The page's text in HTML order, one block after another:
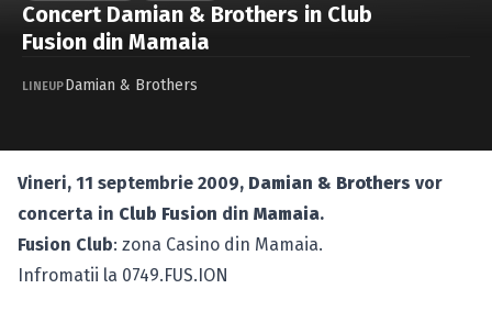
Concert Damian & Brothers in Club
Fusion din Mamaia
LINEUPDamian & Brothers
Vineri, 11 septembrie 2009, Damian & Brothers vor
concerta in Club Fusion din Mamaia.
Fusion Club: zona Casino din Mamaia.
Infromatii la 0749.FUS.ION